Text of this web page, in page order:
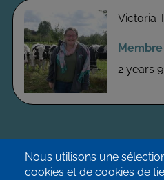
Victoria
2 years
Nous utilisons une
cookies et de cookies de